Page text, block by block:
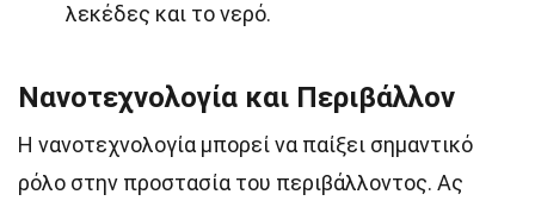
λεκέδες και το νερό.
Νανοτεχνολογία και Περιβάλλον
Η νανοτεχνολογία μπορεί να παίξει σημαντικό
ρόλο στην προστασία του περιβάλλοντος. Ας